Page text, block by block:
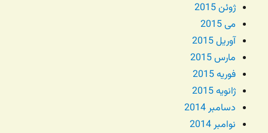
ژوئن 2015
می 2015
آوریل 2015
مارس 2015
فوریه 2015
ژانویه 2015
دسامبر 2014
نوامبر 2014